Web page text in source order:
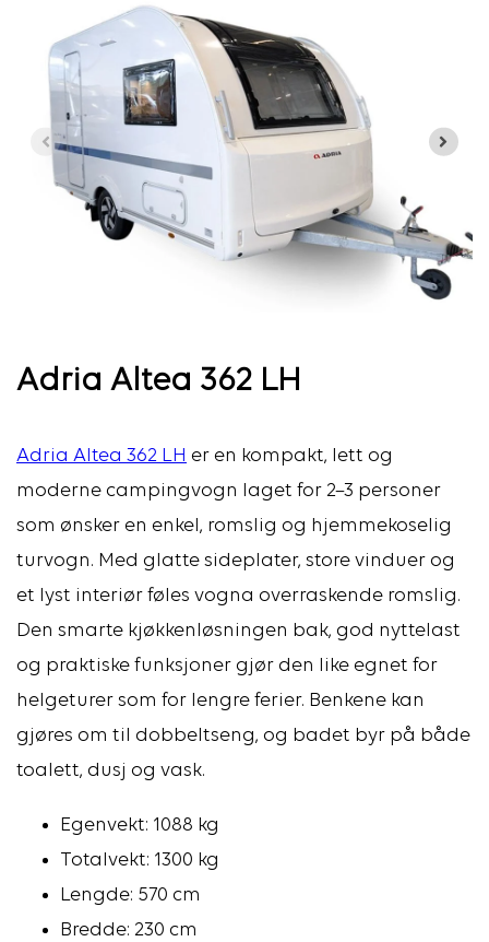
Adria Altea 362 LH
Adria Altea 362 LH er en kompakt, lett og
moderne campingvogn laget for 2–3 personer
som ønsker en enkel, romslig og hjemmekoselig
turvogn. Med glatte sideplater, store vinduer og
et lyst interiør føles vogna overraskende romslig.
Den smarte kjøkkenløsningen bak, god nyttelast
og praktiske funksjoner gjør den like egnet for
helgeturer som for lengre ferier. Benkene kan
gjøres om til dobbeltseng, og badet byr på både
toalett, dusj og vask.
Egenvekt: 1088 kg
Totalvekt: 1300 kg
Lengde: 570 cm
Bredde: 230 cm